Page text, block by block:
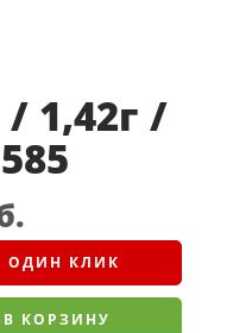
1,42г /
ОДИН КЛИК
В КОРЗИНУ